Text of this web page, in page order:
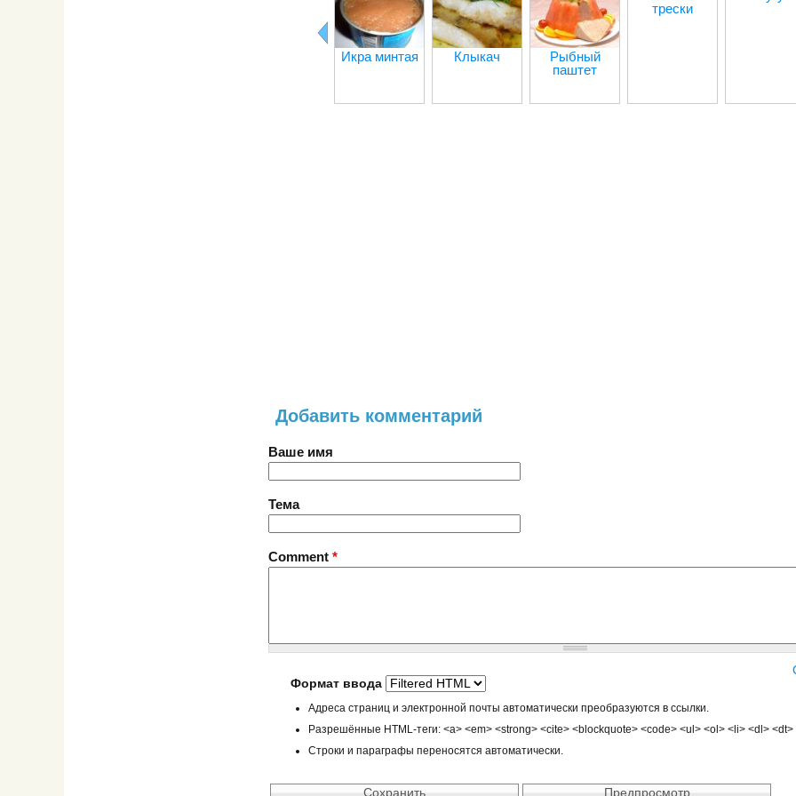
Икра минтая Клыкач
Рыбный
паштет
трески
Добавить комментарий
Ваше имя
Тема
Comment *
Формат ввода
Адреса страниц и электронной почты автоматически преобразуются в ссылки.
Разрешённые HTML-теги: <a> <em> <strong> <cite> <blockquote> <code> <ul> <ol> <li> <dl> <dt>
Строки и параграфы переносятся автоматически.